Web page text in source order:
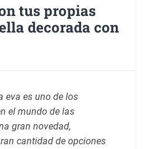
tus propias
decorada con
eva es uno de los
el mundo de las
gran novedad,
cantidad de opciones